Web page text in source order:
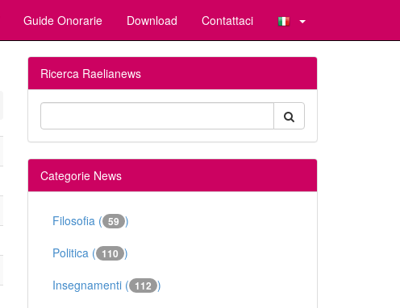
Guide Onorarie Download Contattaci
Ricerca Raelianews
Categorie News
Filosofia ( 59 )
Politica ( 110 )
Insegnamenti ( 112 )